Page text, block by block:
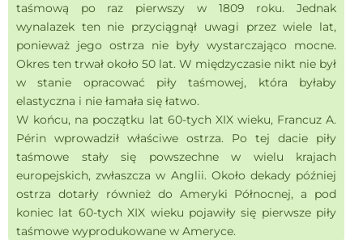
taśmową po raz pierwszy w 1809 roku. Jednak
wynalazek ten nie przyciągnął uwagi przez wiele lat,
ponieważ jego ostrza nie były wystarczająco mocne.
Okres ten trwał około 50 lat. W międzyczasie nikt nie był
w stanie opracować piły taśmowej, która byłaby
elastyczna i nie łamała się łatwo.
W końcu, na początku lat 60-tych XIX wieku, Francuz A.
Périn wprowadził właściwe ostrza. Po tej dacie piły
taśmowe stały się powszechne w wielu krajach
europejskich, zwłaszcza w Anglii. Około dekady później
ostrza dotarły również do Ameryki Północnej, a pod
koniec lat 60-tych XIX wieku pojawiły się pierwsze piły
taśmowe wyprodukowane w Ameryce.